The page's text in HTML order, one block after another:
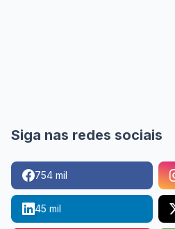
Siga nas redes sociais
754 mil
45 mil